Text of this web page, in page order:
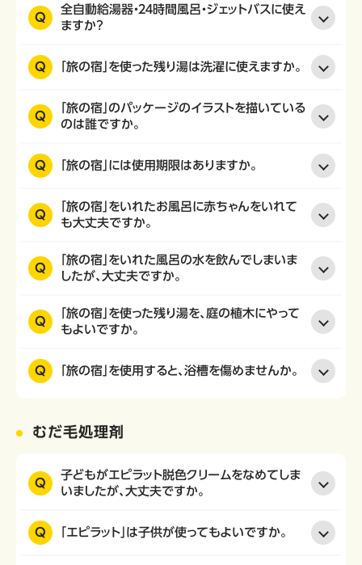
Q
全自動給湯器・２４時間風呂・ジェットバスに使え
ますか？
Q 「旅の宿」を使った残り湯は洗濯に使えますか。
Q
「旅の宿」のパッケージのイラストを描いている
のは誰ですか。
Q 「旅の宿」には使用期限はありますか。
Q
「旅の宿」をいれたお風呂に赤ちゃんをいれて
も大丈夫ですか。
Q
「旅の宿」をいれた風呂の水を飲んでしまいま
したが、大丈夫ですか。
Q
「旅の宿」を使った残り湯を、庭の植木にやって
もよいですか。
Q 「旅の宿」を使用すると、浴槽を傷めませんか。
むだ毛処理剤
Q
子どもがエピラット脱色クリームをなめてしま
いましたが、大丈夫ですか。
Q 「エピラット」は子供が使ってもよいですか。